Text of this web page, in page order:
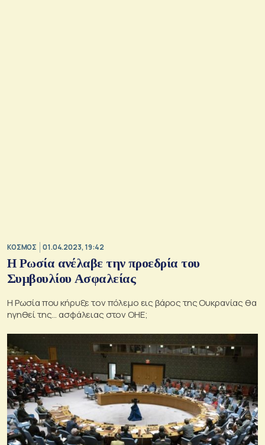
ΚΟΣΜΟΣ 01.04.2023, 19:42
Η Ρωσία ανέλαβε την προεδρία του
Συμβουλίου Ασφαλείας
Η Ρωσία που κήρυξε τον πόλεμο εις βάρος της Ουκρανίας θα
ηγηθεί της… ασφάλειας στον ΟΗΕ;